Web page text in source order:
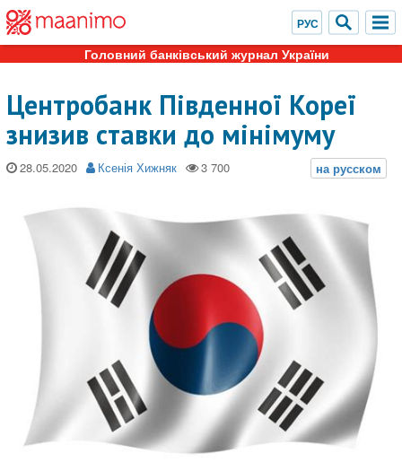
Головний банківський журнал України
Центробанк Південної Кореї
знизив ставки до мінімуму
28.05.2020 Ксенія Хижняк